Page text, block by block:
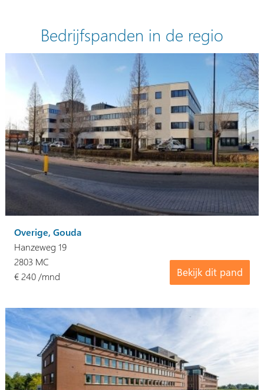
Bedrijfspanden in de regio
Overige, Gouda
Hanzeweg 19
Bekijk dit pand
2803 MC
€ 240 /mnd